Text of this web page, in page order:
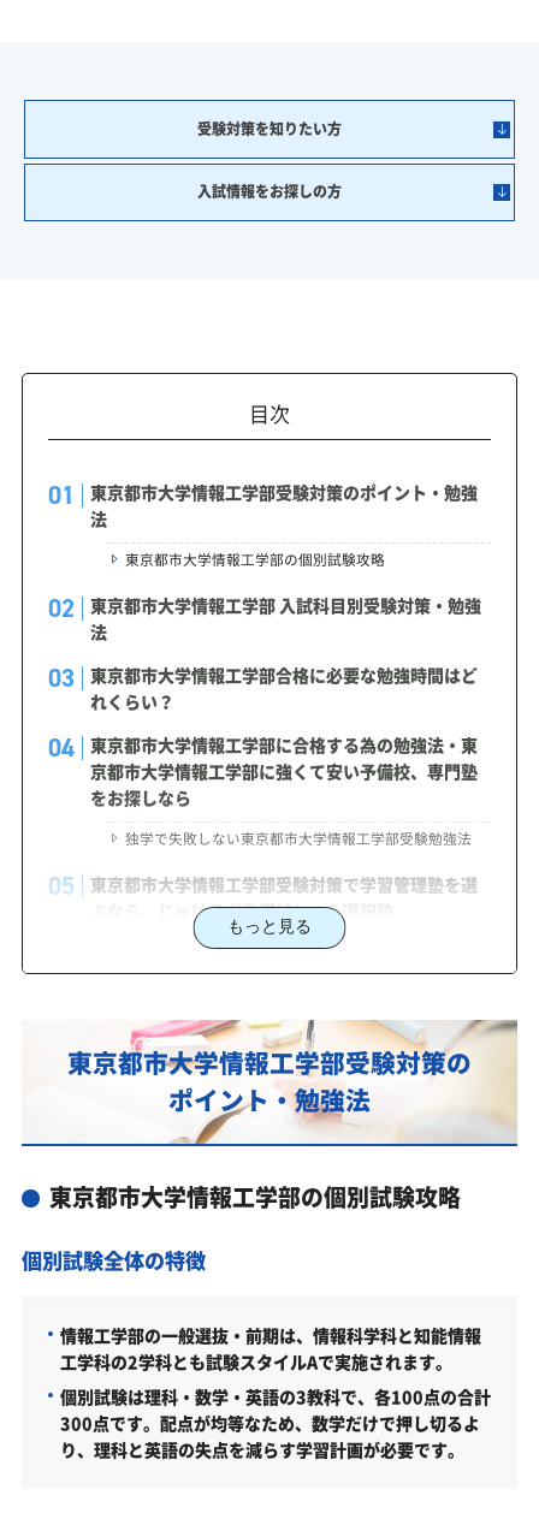
受験対策を知りたい方
入試情報をお探しの方
目次
東京都市大学情報工学部受験対策のポイント・勉強
法
東京都市大学情報工学部の個別試験攻略
東京都市大学情報工学部 入試科目別受験対策・勉強
法
東京都市大学情報工学部合格に必要な勉強時間はど
れくらい？
東京都市大学情報工学部に合格する為の勉強法・東
京都市大学情報工学部に強くて安い予備校、専門塾
をお探しなら
独学で失敗しない東京都市大学情報工学部受験勉強法
東京都市大学情報工学部受験対策で学習管理塾を選
ぶなら、じゅけラボ予備校という選択肢
2027年度（令和9年度）東京都市大学情報工学部入
試に対応した受験対策カリキュラム・学習計画を提
東京都市大学情報工学部対策カリキュラムのポイン
ト
あなたにピッタリ合った「東京都市大学情報工学部
対策のオーダーメイドカリキュラム」から得られる
カリキュラムや料金についてお気軽にご相談くださ
東京都市大学情報工学部総合型選抜入試の主な対策内容
東京都市大学情報工学部の入試日程
東京都市大学情報工学部の入試日程
もっと見る
東京都市大学情報工学部受験対策の
ポイント・勉強法
東京都市大学情報工学部の個別試験攻略
個別試験全体の特徴
情報工学部の一般選抜・前期は、情報科学科と知能情報
工学科の2学科とも試験スタイルAで実施されます。
個別試験は理科・数学・英語の3教科で、各100点の合計
300点です。配点が均等なため、数学だけで押し切るよ
り、理科と英語の失点を減らす学習計画が必要です。